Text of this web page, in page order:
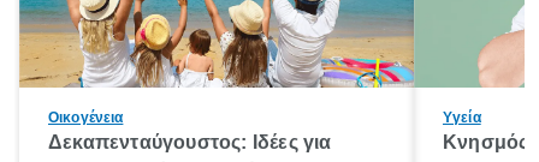
Οικογένεια
Δεκαπενταύγουστος: Ιδέες για
Υγεία
Κνησμός: